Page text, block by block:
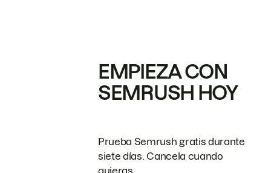
EMPIEZA CON
SEMRUSH HOY
Prueba Semrush gratis durante
siete días. Cancela cuando
quieras.